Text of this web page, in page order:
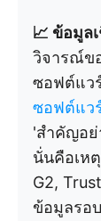
📈 ข้อมูล
วิจารณ์ข
ซอฟต์แว
ซอฟต์แว
'สำคัญอย่
นั่นคือเห
G2,
ข้อมูลรอ